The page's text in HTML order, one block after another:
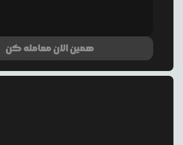
همین الان معامله کن